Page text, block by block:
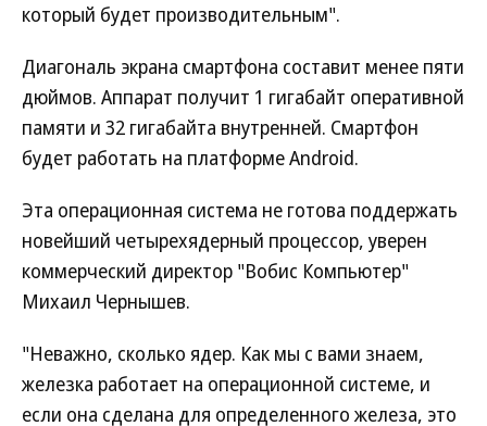
который будет производительным".
Диагональ экрана смартфона составит менее пяти
дюймов. Аппарат получит 1 гигабайт оперативной
памяти и 32 гигабайта внутренней. Смартфон
будет работать на платформе Android.
Эта операционная система не готова поддержать
новейший четырехядерный процессор, уверен
коммерческий директор "Вобис Компьютер"
Михаил Чернышев.
"Неважно, сколько ядер. Как мы с вами знаем,
железка работает на операционной системе, и
если она сделана для определенного железа, это